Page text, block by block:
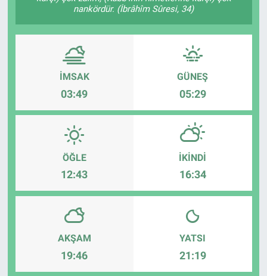
nankördür. (İbrâhîm Sûresi, 34)
İMSAK
03:49
GÜNEŞ
05:29
ÖĞLE
12:43
İKINDI
16:34
AKŞAM
19:46
YATSI
21:19